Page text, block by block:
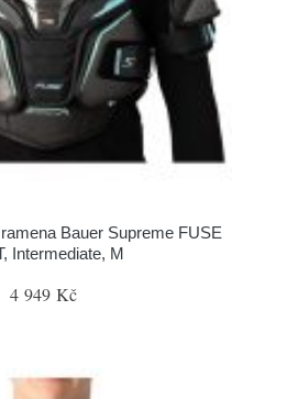
Bauer Supreme FUSE
Intermediate, M
4 949 Kč